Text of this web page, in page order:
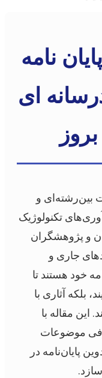
نامه
ای
بین‌رشته‌ای و
تکنولوژیک
و پژوهشگران
جاری و
خود هستند تا
بلکه آثاری با
این مقاله با
موضوعات
پایان‌نامه در